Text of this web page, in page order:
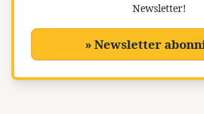
Newsletter!
» Newsletter